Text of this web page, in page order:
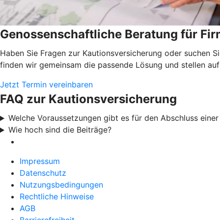
Genossenschaftliche Beratung für
Haben Sie Fragen zur Kautionsversicherung oder suchen
finden wir gemeinsam die passende Lösung und stellen
Jetzt Termin vereinbaren
FAQ zur Kautionsversicherung
Welche Voraussetzungen gibt es für den Abschluss
Wie hoch sind die Beiträge?
Impressum
Datenschutz
Nutzungsbedingungen
Rechtliche Hinweise
AGB